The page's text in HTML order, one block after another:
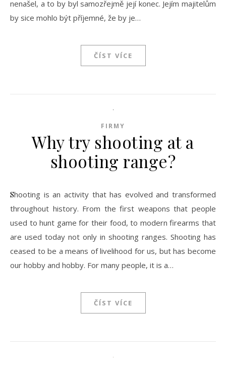
nenašel, a to by byl samozřejmě její konec. Jejím majitelům
by sice mohlo být příjemné, že by je…
ČÍST VÍCE
FIRMY
Why try shooting at a
shooting range?
Shooting is an activity that has evolved and transformed
throughout history. From the first weapons that people
used to hunt game for their food, to modern firearms that
are used today not only in shooting ranges. Shooting has
ceased to be a means of livelihood for us, but has become
our hobby and hobby. For many people, it is a…
ČÍST VÍCE